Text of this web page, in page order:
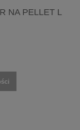
NA PELLET L